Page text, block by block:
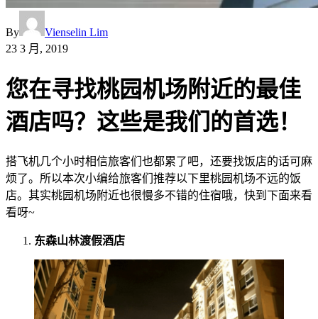
By
Vienselin Lim
23 3 月, 2019
您在寻找桃园机场附近的最佳
酒店吗？这些是我们的首选！
搭飞机几个小时相信旅客们也都累了吧，还要找饭店的话可麻
烦了。所以本次小编给旅客们推荐以下里桃园机场不远的饭
店。其实桃园机场附近也很慢多不错的住宿哦，快到下面来看
看呀~
东森山林渡假酒店